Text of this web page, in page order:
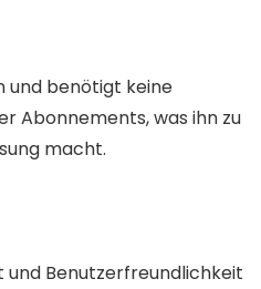
und benötigt keine
Abonnements, was ihn zu
macht.
und Benutzerfreundlichkeit